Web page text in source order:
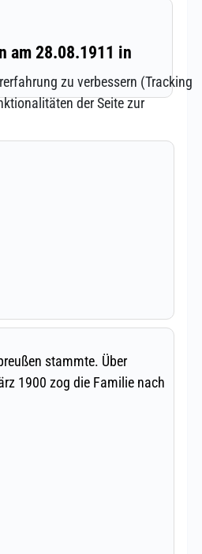
zu verbessern (Tracking
der Seite zur